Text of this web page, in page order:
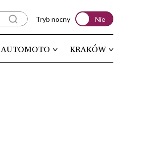
Tryb nocny Nie
AUTOMOTO KRAKÓW